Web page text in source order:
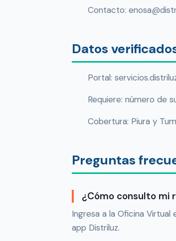
Contacto:
Datos
Portal:
Requiere: número de
Cobertura: Piura y
Preguntas
¿Cómo consulto mi
Ingresa a la Oficina
app Distriluz.